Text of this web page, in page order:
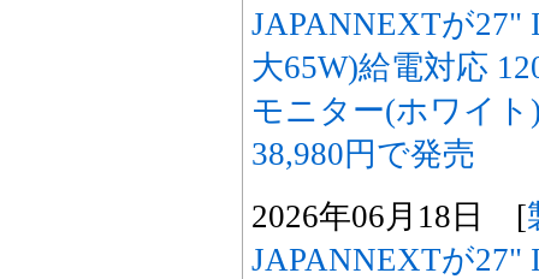
JAPANNEXTが27"
大65W)給電対応
モニター(ホワイ
38,980円で発売
2026年06月18日 [
JAPANNEXTが27"